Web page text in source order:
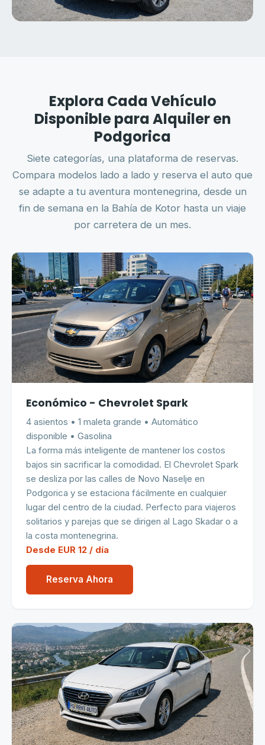
Explora Cada Vehículo
Disponible para Alquiler en
Podgorica
Siete categorías, una plataforma de reservas.
Compara modelos lado a lado y reserva el auto que
se adapte a tu aventura montenegrina, desde un
fin de semana en la Bahía de Kotor hasta un viaje
por carretera de un mes.
Económico - Chevrolet Spark
4 asientos • 1 maleta grande • Automático
disponible • Gasolina
La forma más inteligente de mantener los costos
bajos sin sacrificar la comodidad. El Chevrolet Spark
se desliza por las calles de Novo Naselje en
Podgorica y se estaciona fácilmente en cualquier
lugar del centro de la ciudad. Perfecto para viajeros
solitarios y parejas que se dirigen al Lago Skadar o a
la costa montenegrina.
Desde EUR 12 / día
Reserva Ahora